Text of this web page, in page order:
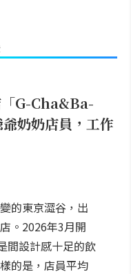
「G-Cha&Ba-
奶奶店員，工作
的東京澀谷，出
。2026年3月開
間設計感十足的飲
的是，店員平均